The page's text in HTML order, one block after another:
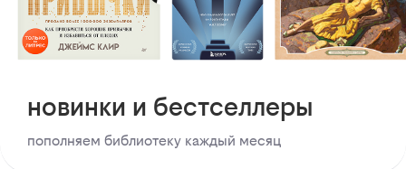
новинки и бестселлеры
пополняем библиотеку каждый месяц